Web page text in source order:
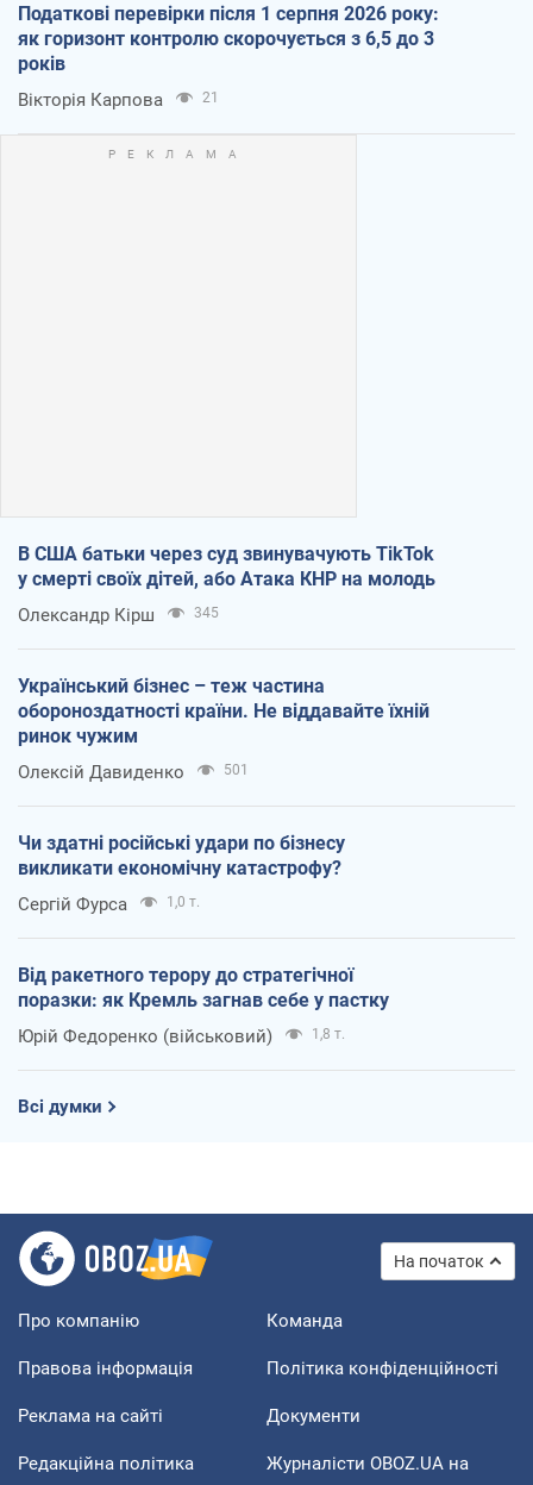
Податкові перевірки після 1 серпня 2026 року:
як горизонт контролю скорочується з 6,5 до 3
років
Вікторія Карпова 21
В США батьки через суд звинувачують TikTok
у смерті своїх дітей, або Атака КНР на молодь
Олександр Кірш 345
Український бізнес – теж частина
обороноздатності країни. Не віддавайте їхній
ринок чужим
Олексій Давиденко 501
Чи здатні російські удари по бізнесу
викликати економічну катастрофу?
Сергій Фурса 1,0 т.
Від ракетного терору до стратегічної
поразки: як Кремль загнав себе у пастку
Юрій Федоренко (військовий) 1,8 т.
Всі думки
На початок
Про компанію Команда
Правова інформація Політика конфіденційності
Реклама на сайті Документи
Редакційна політика Журналісти OBOZ.UA на